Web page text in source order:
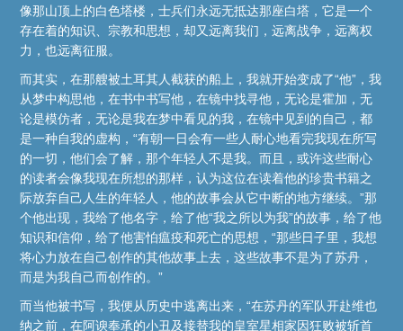
像那山顶上的白色塔楼，士兵们永远无抵达那座白塔，它是一个
存在着的知识、宗教和思想，却又远离我们，远离战争，远离权
力，也远离征服。
而其实，在那艘被土耳其人截获的船上，我就开始变成了“他”，我
从梦中构思他，在书中书写他，在镜中找寻他，无论是霍加，无
论是模仿者，无论是我在梦中看见的我，在镜中见到的自己，都
是一种自我的虚构，“有朝一日会有一些人耐心地看完我现在所写
的一切，他们会了解，那个年轻人不是我。而且，或许这些耐心
的读者会像我现在所想的那样，认为这位在读着他的珍贵书籍之
际放弃自己人生的年轻人，他的故事会从它中断的地方继续。”那
个他出现，我给了他名字，给了他“我之所以为我”的故事，给了他
知识和信仰，给了他害怕瘟疫和死亡的思想，“那些日子里，我想
将心力放在自己创作的其他故事上去，这些故事不是为了苏丹，
而是为我自己而创作的。”
而当他被书写，我便从历史中逃离出来，“在苏丹的军队开赴维也
纳之前，在阿谀奉承的小丑及接替我的皇室星相家因狂败被斩首